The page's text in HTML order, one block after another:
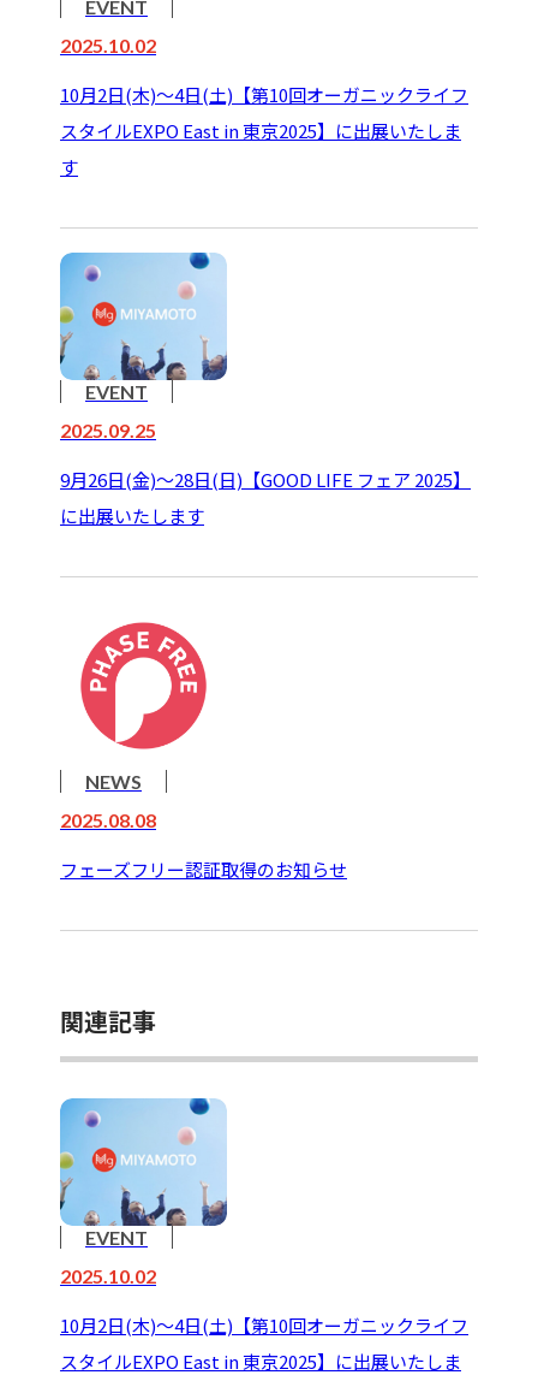
EVENT
2025.10.02
10月2日(木)～4日(土)【第10回オーガニックライフ
スタイルEXPO East in 東京2025】に出展いたしま
す
EVENT
2025.09.25
9月26日(金)～28日(日)【GOOD LIFE フェア 2025】
に出展いたします
NEWS
2025.08.08
フェーズフリー認証取得のお知らせ
関連記事
EVENT
2025.10.02
10月2日(木)～4日(土)【第10回オーガニックライフ
スタイルEXPO East in 東京2025】に出展いたしま